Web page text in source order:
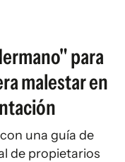
para
malestar en
una guía de
de propietarios